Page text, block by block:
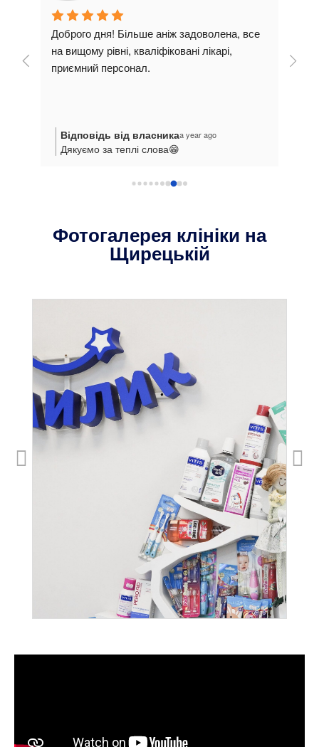
Доброго дня! Більше аніж задоволена, все
на вищому рівні, кваліфіковані лікарі,
приємний персонал.
Відповідь від власникаa year ago
Дякуємо за теплі слова😁
Фотогалерея клініки на
Щирецькій